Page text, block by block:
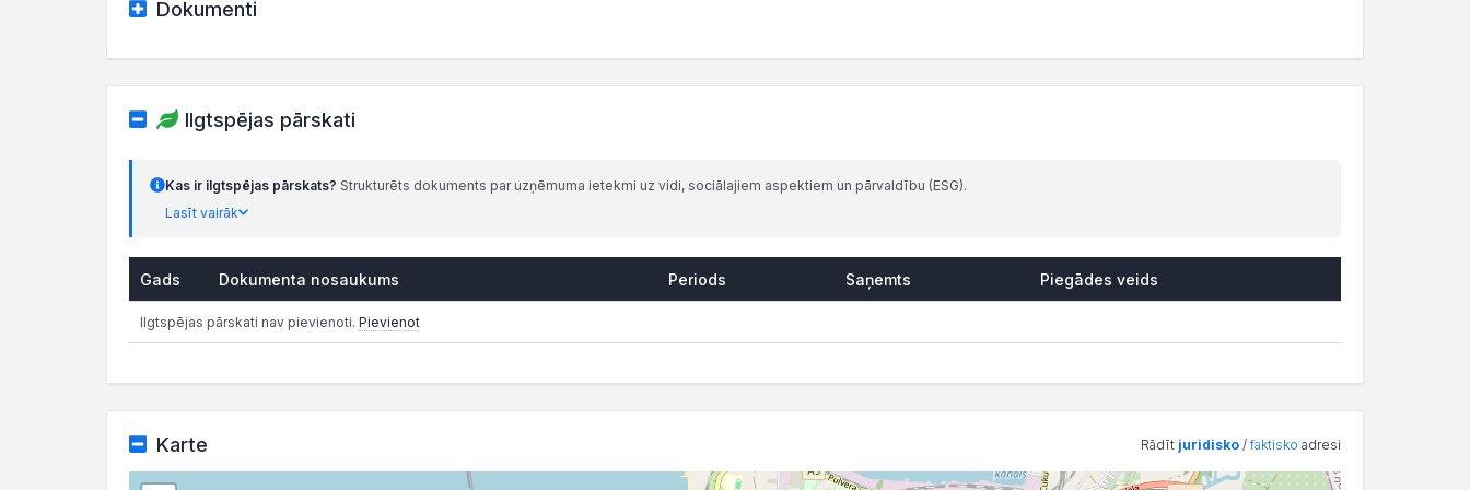
Dokumenti
Ilgtspējas pārskati
Kas ir ilgtspējas pārskats? Strukturēts dokuments par uzņēmuma ietekmi uz vidi, sociālajiem aspektiem un pārvaldību (ESG).
Lasīt vairāk
Gads Dokumenta nosaukums Periods Saņemts Piegādes veids
Ilgtspējas pārskati nav pievienoti. Pievienot
Karte Rādīt juridisko /faktisko adresi